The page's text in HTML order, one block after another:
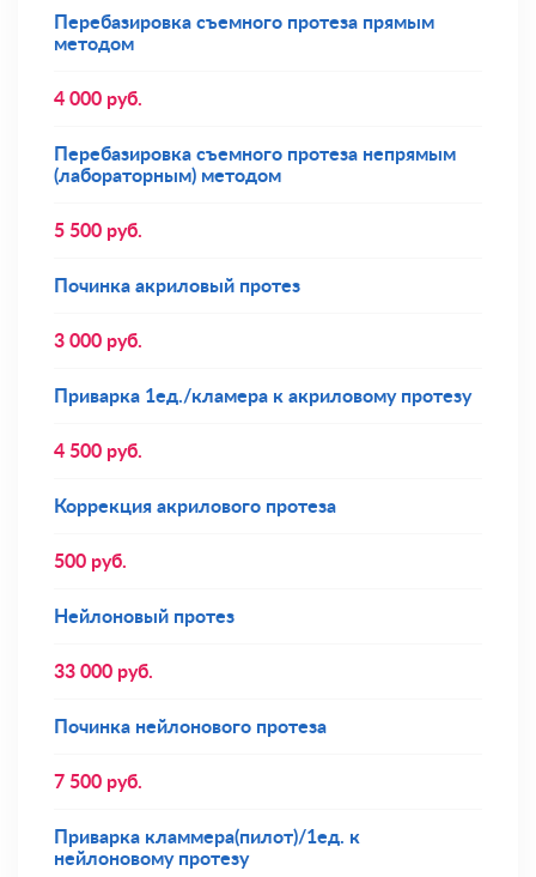
Перебазировка съемного протеза прямым
методом
4 000 руб.
Перебазировка съемного протеза непрямым
(лабораторным) методом
5 500 руб.
Починка акриловый протез
3 000 руб.
Приварка 1ед./кламера к акриловому протезу
4 500 руб.
Коррекция акрилового протеза
500 руб.
Нейлоновый протез
33 000 руб.
Починка нейлонового протеза
7 500 руб.
Приварка кламмера(пилот)/1ед. к
нейлоновому протезу